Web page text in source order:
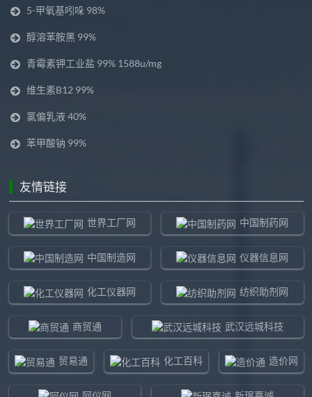
5-甲氧基吲哚 98%
醇溶苯胺黑 99%
青霉素钾工业盐 99% 1588u/mg
维生素B12 99%
氯偏乳液 40%
苯甲酸钠 99%
友情链接
世界工厂网 中国制药网
中国制造网 仪器信息网
化工仪器网 纺织助剂网
商贸通 武汉远城科技
贸易通 化工百科 造价网